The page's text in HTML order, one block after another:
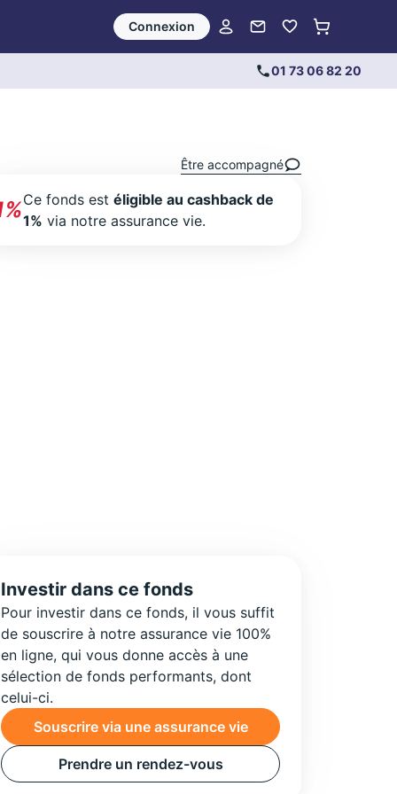
Connexion
01 73 06 82 20
Être accompagné
Ce fonds estéligible au cashback de
1% via notre assurance vie.
Investir dans ce fonds
Pour investir dans ce fonds, il vous suffit
de souscrire à notre assurance vie 100%
en ligne, qui vous donne accès à une
sélection de fonds performants, dont
celui-ci.
Souscrire via une assurance vie
Prendre un rendez-vous